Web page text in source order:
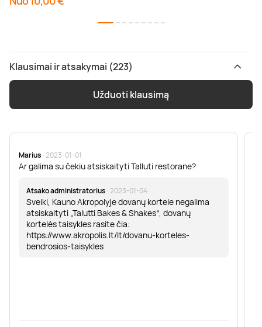
Klausimai ir atsakymai (223)
Užduoti klausimą
Marius · 2023-01-01
Ar galima su čekiu atsiskaityti Talluti restorane?
Atsako administratorius · 2023-01-04
Sveiki, Kauno Akropolyje dovanų kortele negalima
atsiskaityti „Talutti Bakes & Shakes“, dovanų
kortelės taisykles rasite čia:
https://www.akropolis.lt/lt/dovanu-korteles-
bendrosios-taisykles